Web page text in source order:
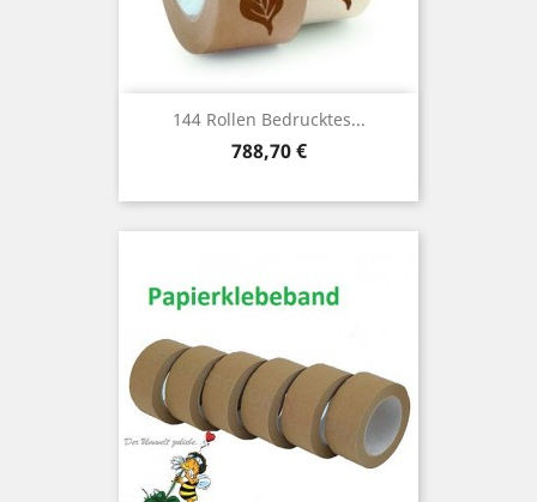
144 Rollen Bedrucktes...
Preis
788,70 €